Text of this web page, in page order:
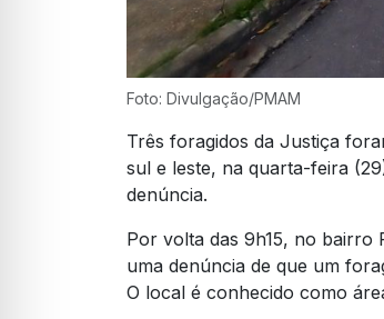
Foto: Divulgação/PMAM
Três foragidos da Justiça
sul e leste, na quarta-feira
denúncia.
Por volta das 9h15, no bairro
uma denúncia de que um
O local é conhecido como